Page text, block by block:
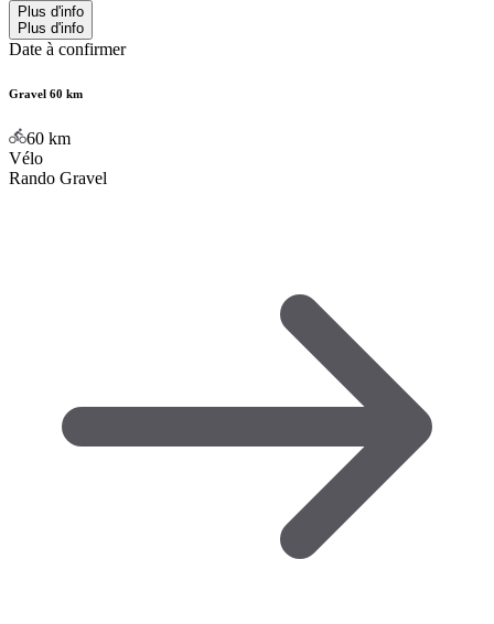
Plus d'info
Plus d'info
Date à confirmer
Gravel 60 km
60 km
Vélo
Rando Gravel